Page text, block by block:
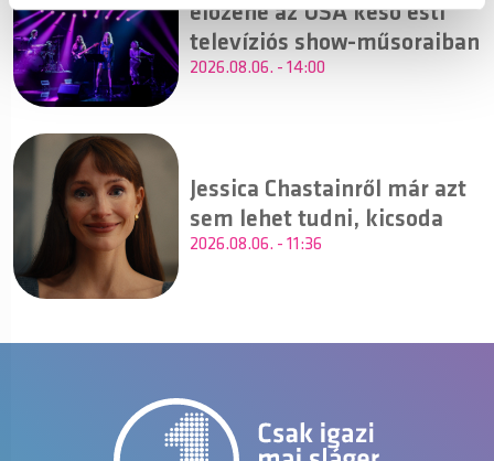
élőzene az USA késő esti
televíziós show-műsoraiban
2026.08.06. - 14:00
Jessica Chastainről már azt
sem lehet tudni, kicsoda
2026.08.06. - 11:36